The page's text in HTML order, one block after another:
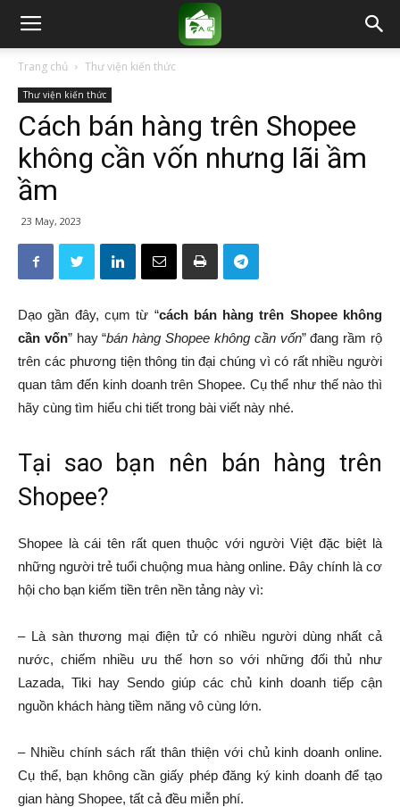
Trang chủ Thư viện kiến thức
Thư viện kiến thức
Cách bán hàng trên Shopee
không cần vốn nhưng lãi ầm
ầm
23 May, 2023
Dạo gần đây, cụm từ “cách bán hàng trên Shopee không
cần vốn” hay “bán hàng Shopee không cần vốn” đang rầm rộ
trên các phương tiện thông tin đại chúng vì có rất nhiều người
quan tâm đến kinh doanh trên Shopee. Cụ thể như thế nào thì
hãy cùng tìm hiểu chi tiết trong bài viết này nhé.
Tại sao bạn nên bán hàng trên
Shopee?
Shopee là cái tên rất quen thuộc với người Việt đặc biệt là
những người trẻ tuổi chuộng mua hàng online. Đây chính là cơ
hội cho bạn kiếm tiền trên nền tảng này vì:
– Là sàn thương mại điện tử có nhiều người dùng nhất cả
nước, chiếm nhiều ưu thế hơn so với những đối thủ như
Lazada, Tiki hay Sendo giúp các chủ kinh doanh tiếp cận
nguồn khách hàng tiềm năng vô cùng lớn.
– Nhiều chính sách rất thân thiện với chủ kinh doanh online.
Cụ thể, bạn không cần giấy phép đăng ký kinh doanh để tạo
gian hàng Shopee, tất cả đều miễn phí.